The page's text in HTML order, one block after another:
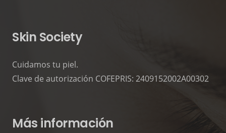
Skin Society
Cuidamos tu piel.
Clave de autorización COFEPRIS: 2409152002A00302
Más información